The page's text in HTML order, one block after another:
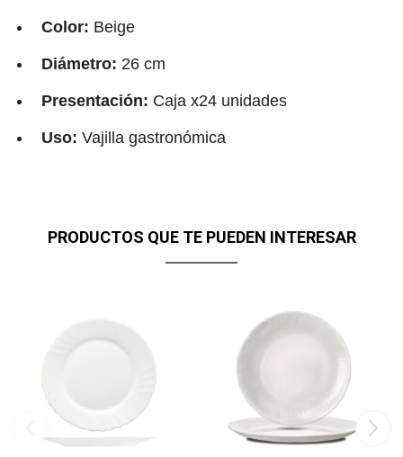
Color: Beige
Diámetro: 26 cm
Presentación: Caja x24 unidades
Uso: Vajilla gastronómica
PRODUCTOS QUE TE PUEDEN INTERESAR